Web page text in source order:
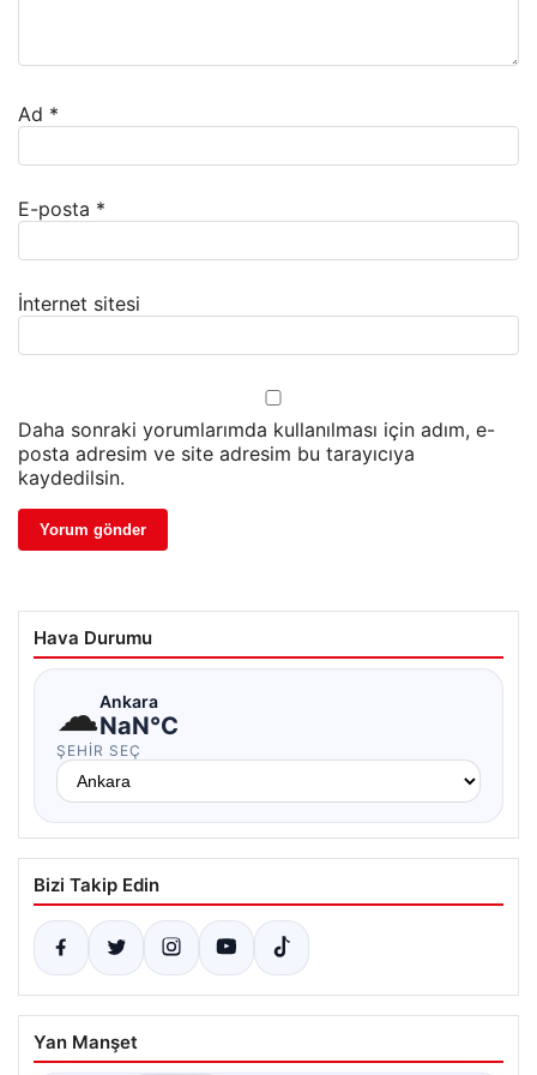
Ad *
E-posta *
İnternet sitesi
Daha sonraki yorumlarımda kullanılması için adım, e-
posta adresim ve site adresim bu tarayıcıya
kaydedilsin.
Hava Durumu
☁Ankara
NaN°C
ŞEHIR SEÇ
Bizi Takip Edin
Yan Manşet